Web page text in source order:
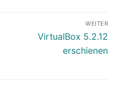
WEITER
Nächster
Beitrag:
VirtualBox 5.2.12
erschienen